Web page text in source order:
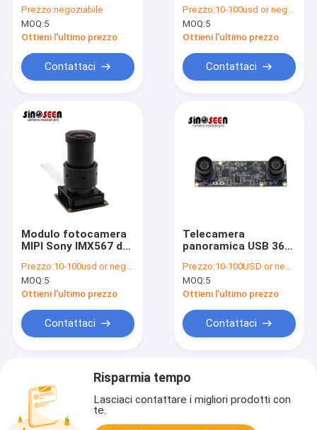
1080p 30fps
Autofocus
Prezzo:negoziabile
MOQ:5
Ottieni l'ultimo prezzo
Contattaci
obturatore globale
Prezzo:10-100usd or negotiable
MOQ:5
Ottieni l'ultimo prezzo
Contattaci
Modulo fotocamera
MIPI Sony IMX567 da
globale a 214fps
Prezzo:10-100usd or negotiable
MOQ:5
Ottieni l'ultimo prezzo
Contattaci
Telecamera
panoramica USB 360°
interfaccia Type-C
Prezzo:10-100USD or negotiable
MOQ:5
Ottieni l'ultimo prezzo
Contattaci
Risparmia tempo
Lasciaci contattare i migliori prodotti con
te.